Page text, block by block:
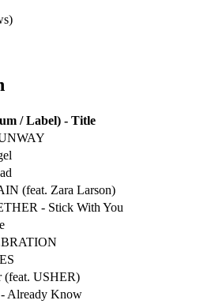
/ Label) - Title
(feat. Zara Larson)
- Stick With You
(feat. USHER)
- Already Know